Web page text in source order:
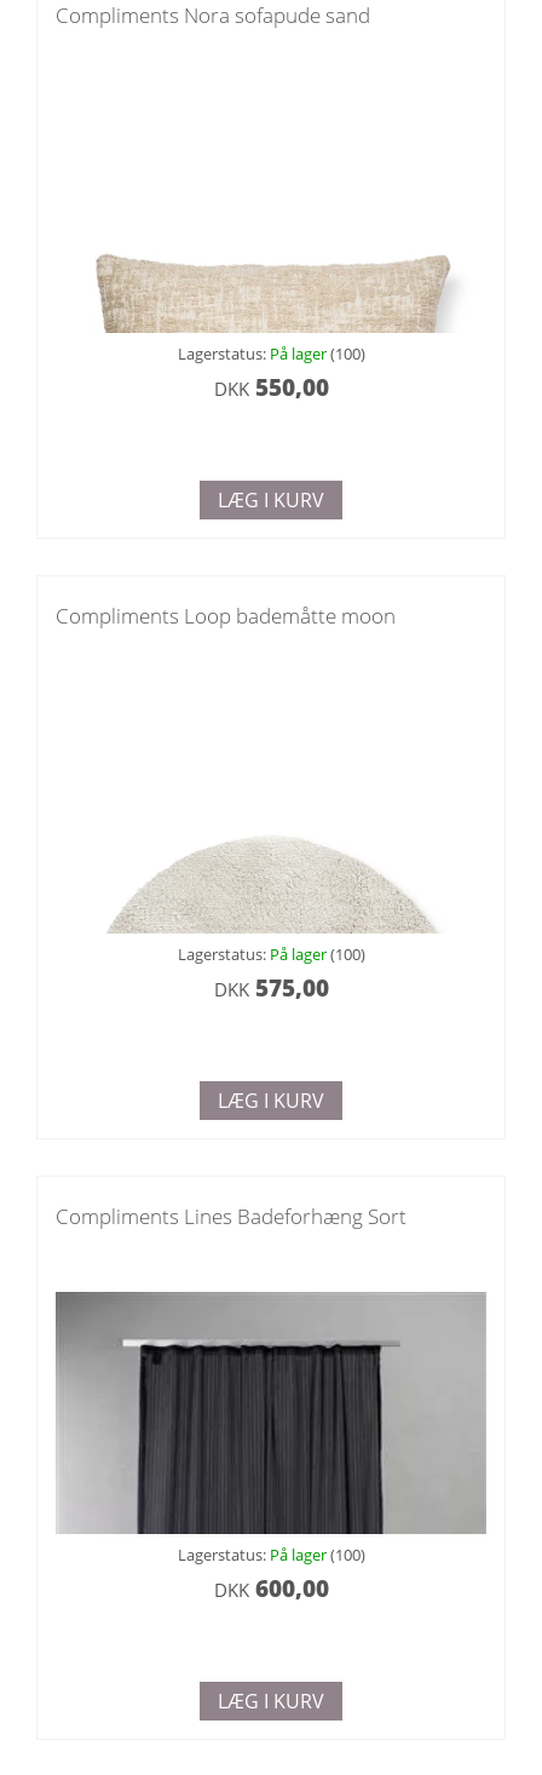
Compliments Nora sofapude sand
Lagerstatus: På lager(100)
DKK550,00
LÆG I KURV
Compliments Loop bademåtte moon
Lagerstatus: På lager(100)
DKK575,00
LÆG I KURV
Compliments Lines Badeforhæng Sort
Lagerstatus: På lager(100)
DKK600,00
LÆG I KURV